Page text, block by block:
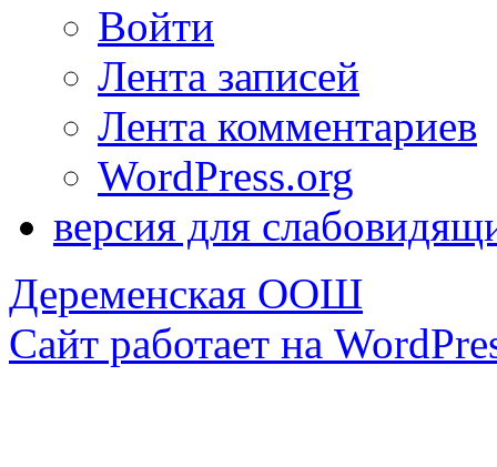
Войти
Лента записей
Лента комментариев
WordPress.org
версия для
Деременская ООШ
Сайт работает на